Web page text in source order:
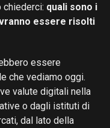
chiederci: quali sono i
essere risolti
essere
che vediamo oggi.
valute digitali nella
o dagli istituti di
dal lato della